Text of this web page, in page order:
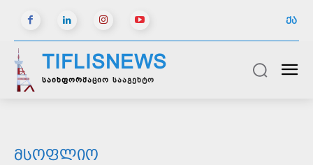
ᲥᲐ
TIFLISNEWS
საინფორმაციო სააგენტო
ᲛᲡᲝᲤᲚᲘᲝ